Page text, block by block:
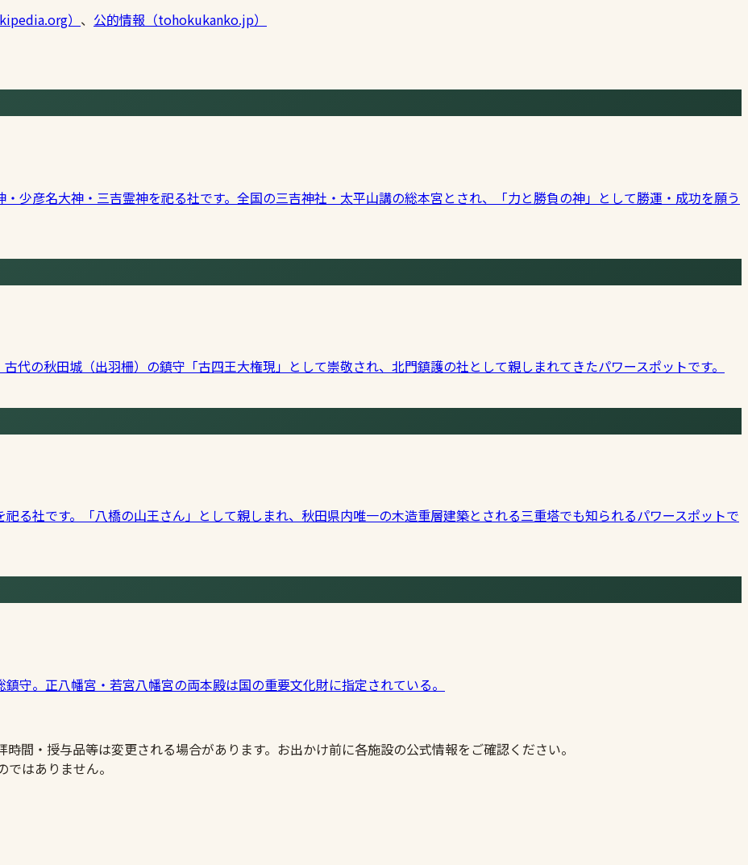
） 、 公的情報（tohokukanko.jp）
少彦名大神・三吉霊神を祀る社です。全国の三吉神社・太平山講の総本宮とされ、「力と勝負の神」として勝運・成功を願う
代の秋田城（出羽柵）の鎮守「古四王大権現」として崇敬され、北門鎮護の社として親しまれてきたパワースポットです。
る社です。「八橋の山王さん」として親しまれ、秋田県内唯一の木造重層建築とされる三重塔でも知られるパワースポットで
守。正八幡宮・若宮八幡宮の両本殿は国の重要文化財に指定されている。
間・授与品等は変更される場合があります。お出かけ前に各施設の公式情報をご確認ください。
はありません。